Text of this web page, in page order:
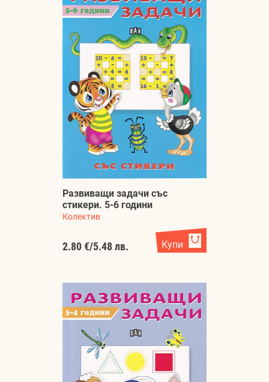
Развиващи задачи със
стикери. 5-6 години
Колектив
2.80 €/5.48 лв. Купи